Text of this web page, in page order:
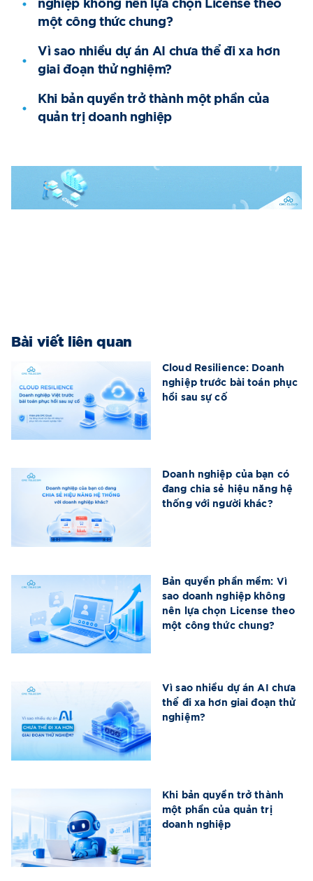
nghiệp không nên lựa chọn License theo
một công thức chung?
Vì sao nhiều dự án AI chưa thể đi xa hơn
giai đoạn thử nghiệm?
Khi bản quyền trở thành một phần của
quản trị doanh nghiệp
Bài viết liên quan
Cloud Resilience: Doanh
nghiệp trước bài toán phục
hồi sau sự cố
Doanh nghiệp của bạn có
đang chia sẻ hiệu năng hệ
thống với người khác?
Bản quyền phần mềm: Vì
sao doanh nghiệp không
nên lựa chọn License theo
một công thức chung?
Vì sao nhiều dự án AI chưa
thể đi xa hơn giai đoạn thử
nghiệm?
Khi bản quyền trở thành
một phần của quản trị
doanh nghiệp